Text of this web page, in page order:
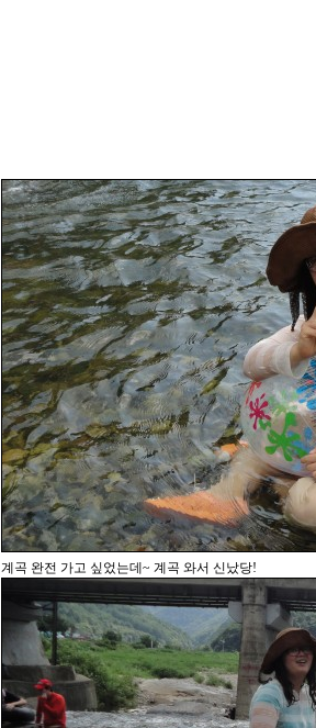
계곡 완전 가고 싶었는데~ 계곡 와서 신났당!